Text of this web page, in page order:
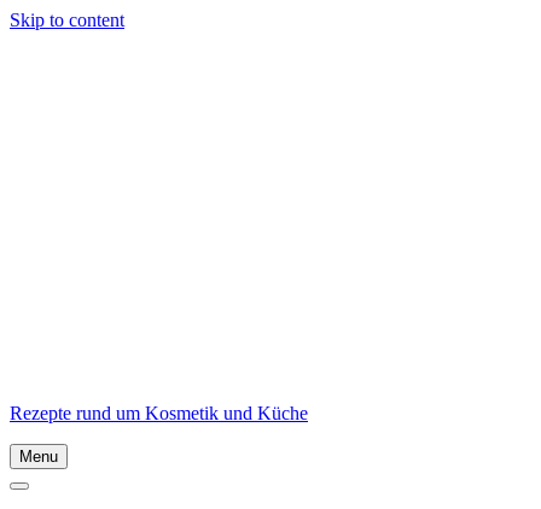
Skip to content
Rezepte rund um Kosmetik und Küche
Menu